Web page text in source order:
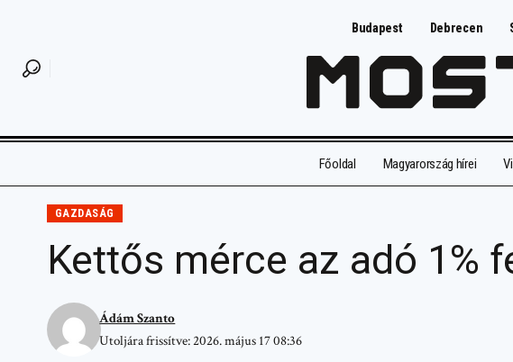
Budapest Debrecen
Főoldal Magyarország hírei
GAZDASÁG
Kettős mérce az adó 1%
Utoljára frissítve: 2026. május 17 08:36
Ádám Szanto